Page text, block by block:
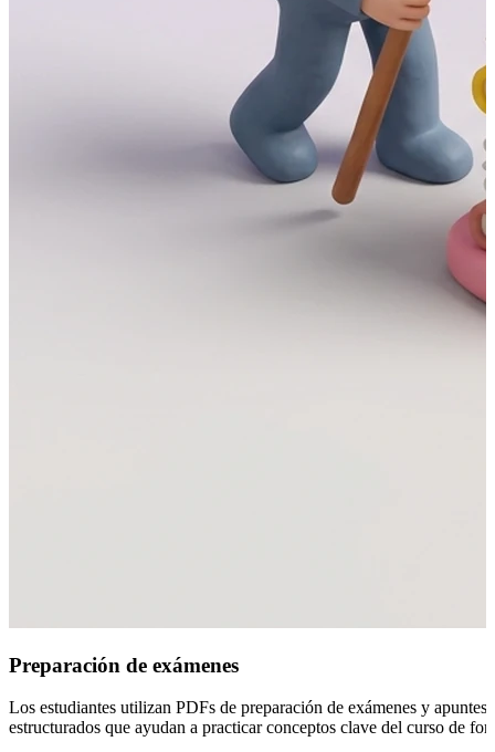
Preparación de exámenes
Los estudiantes utilizan PDFs de preparación de exámenes y
estructurados que ayudan a practicar conceptos clave del curso de